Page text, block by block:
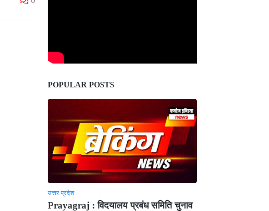
POPULAR POSTS
उत्तर प्रदेश
Prayagraj : विदयालय प्रबंध समिति चुनाव